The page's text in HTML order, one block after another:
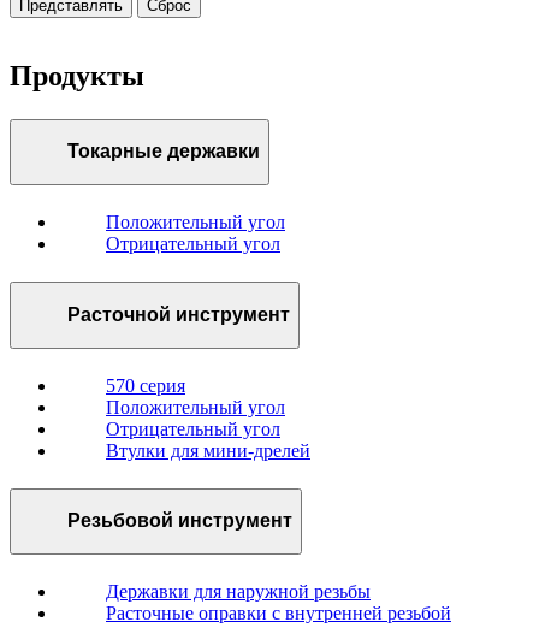
Представлять Сброс
Продукты
Токарные державки
Положительный угол
Отрицательный угол
Расточной инструмент
570 серия
Положительный угол
Отрицательный угол
Втулки для мини-дрелей
Резьбовой инструмент
Державки для наружной резьбы
Расточные оправки с внутренней резьбой